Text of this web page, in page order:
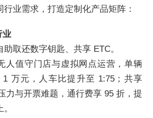
行业需求，打造定制化产品矩阵：
业
助取还数字钥匙、共享 ETC。
人值守门店与虚拟网点运营，单辆
万元，人车比提升至 1:75；共享
力与开票难题，通行费享 95 折，提